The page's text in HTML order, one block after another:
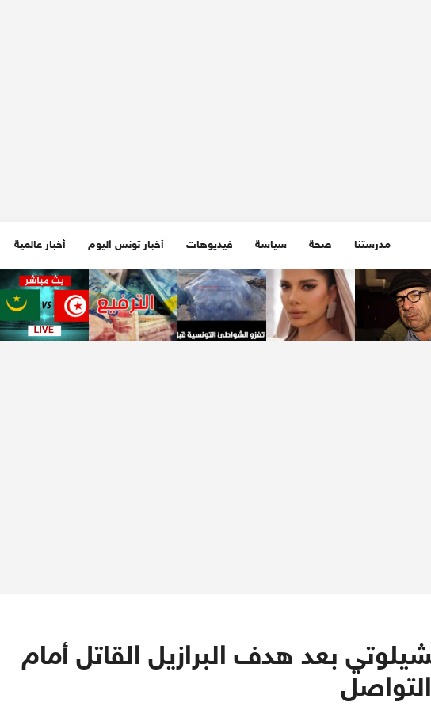
مدرستنا صحة سياسة فيديوهات أخبار تونس اليوم أخبار عالمية
بعد هدف البرازيل القاتل أمام